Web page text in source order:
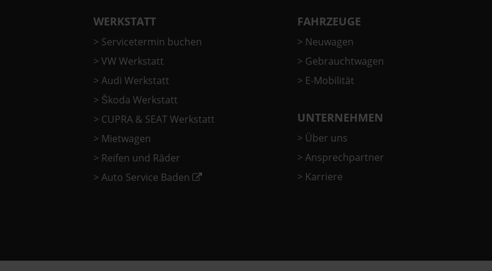
WERKSTATT
> Servicetermin buchen
> VW Werkstatt
> Audi Werkstatt
> Škoda Werkstatt
> CUPRA & SEAT Werkstatt
> Mietwagen
> Reifen und Räder
> Auto Service Baden
FAHRZEUGE
> Neuwagen
> Gebrauchtwagen
> E-Mobilität
UNTERNEHMEN
> Über uns
> Ansprechpartner
> Karriere